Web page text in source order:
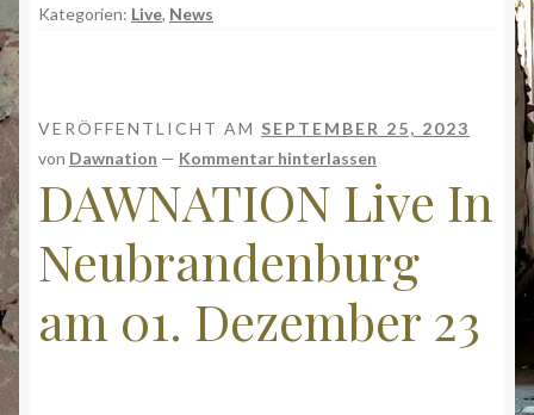
Kategorien: Live, News
VERÖFFENTLICHT AM SEPTEMBER 25, 2023
von Dawnation — Kommentar hinterlassen
DAWNATION Live In
Neubrandenburg
am 01. Dezember 23